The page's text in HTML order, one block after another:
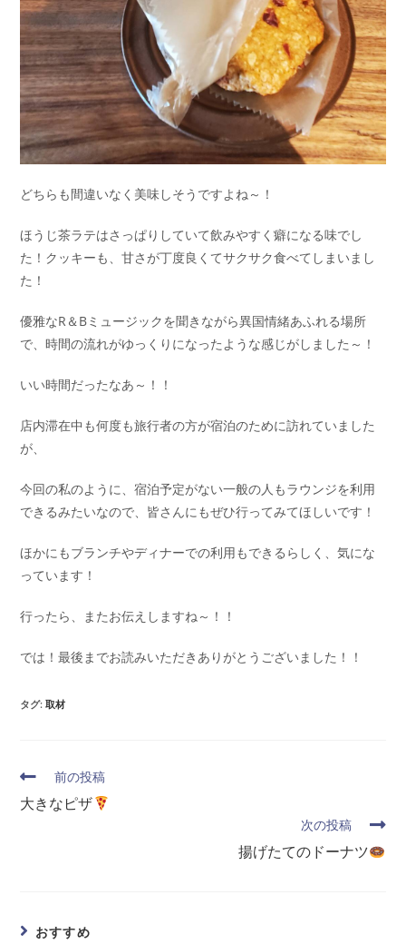
どちらも間違いなく美味しそうですよね～！
ほうじ茶ラテはさっぱりしていて飲みやすく癖になる味でし
た！クッキーも、甘さが丁度良くてサクサク食べてしまいまし
た！
優雅なR＆Bミュージックを聞きながら異国情緒あふれる場所
で、時間の流れがゆっくりになったような感じがしました～！
いい時間だったなあ～！！
店内滞在中も何度も旅行者の方が宿泊のために訪れていました
が、
今回の私のように、宿泊予定がない一般の人もラウンジを利用
できるみたいなので、皆さんにもぜひ行ってみてほしいです！
ほかにもブランチやディナーでの利用もできるらしく、気にな
っています！
行ったら、またお伝えしますね～！！
では！最後までお読みいただきありがとうございました！！
タグ:取材
前の投稿
大きなピザ
次の投稿
揚げたてのドーナツ
おすすめ